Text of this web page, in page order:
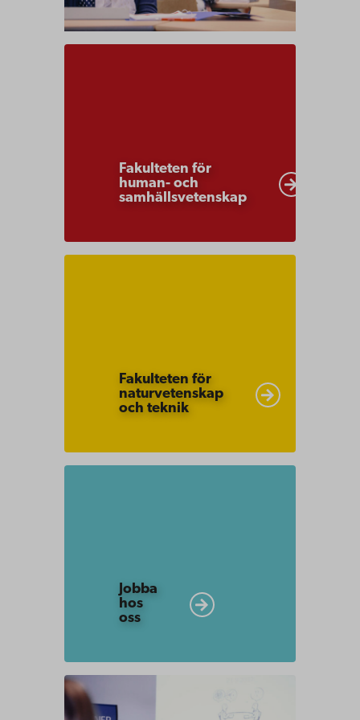
Fakulteten för
human- och
samhällsvetenskap
samhällsvetenskaper
Fakulteten för
naturvetenskap
och teknik
Jobba
hos
oss
Välkommen
med